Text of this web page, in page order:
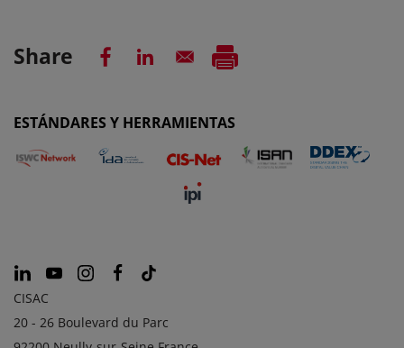
Share
ESTÁNDARES Y HERRAMIENTAS
CISAC
20 - 26 Boulevard du Parc